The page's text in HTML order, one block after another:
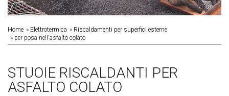
Home Elettrotermica
Riscaldamenti per superfici esterne
per posa nell'asfalto colato
STUOIE RISCALDANTI PER
ASFALTO COLATO